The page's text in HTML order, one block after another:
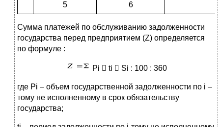
5 6
Сумма платежей по обслуживанию задолженности
государства перед предприятием (Z) определяется
по формуле :
Pi  ti  Si : 100 : 360
где Pi – объем государственной задолженности по i –
тому не исполненному в срок обязательству
государства;